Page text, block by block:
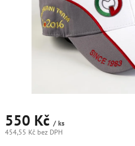
550 Kč / ks
454,55 Kč bez DPH